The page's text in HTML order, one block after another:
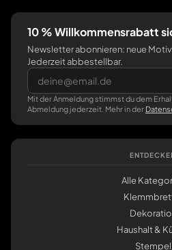
10 % Willkommensrabatt
Newsletter abonnieren: neue
Jederzeit abbestellbar.
Mit der Anmeldung stimmst du dem
Abmeldung jederzeit. Mehr in der
Alle
Haushalt &
Stempel